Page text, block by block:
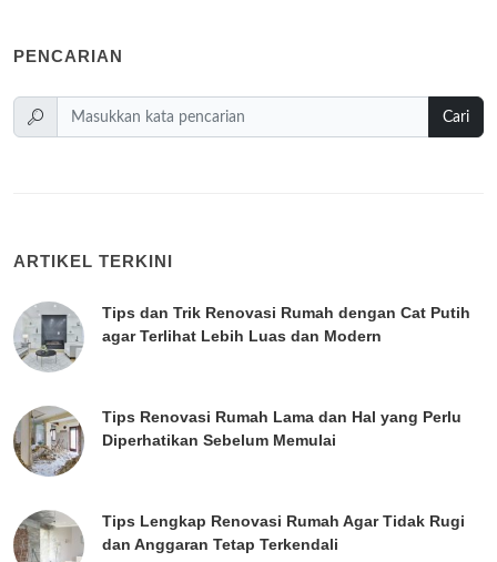
PENCARIAN
Cari
ARTIKEL TERKINI
Tips dan Trik Renovasi Rumah dengan Cat Putih
agar Terlihat Lebih Luas dan Modern
Tips Renovasi Rumah Lama dan Hal yang Perlu
Diperhatikan Sebelum Memulai
Tips Lengkap Renovasi Rumah Agar Tidak Rugi
dan Anggaran Tetap Terkendali